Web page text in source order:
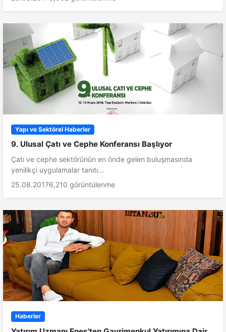
Yapı ve Sektörel Haberler
9. Ulusal Çatı ve Cephe Konferansı Başlıyor
Çatı ve cephe sektörünün en önde gelen buluşmasında
yenilikçi uygulamalar tanıtı...
25.08.20176,210 görüntülenme
Haberler